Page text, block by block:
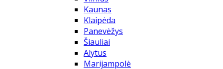
Kaunas
Klaipėda
Panevėžys
Šiauliai
Alytus
Marijampolė